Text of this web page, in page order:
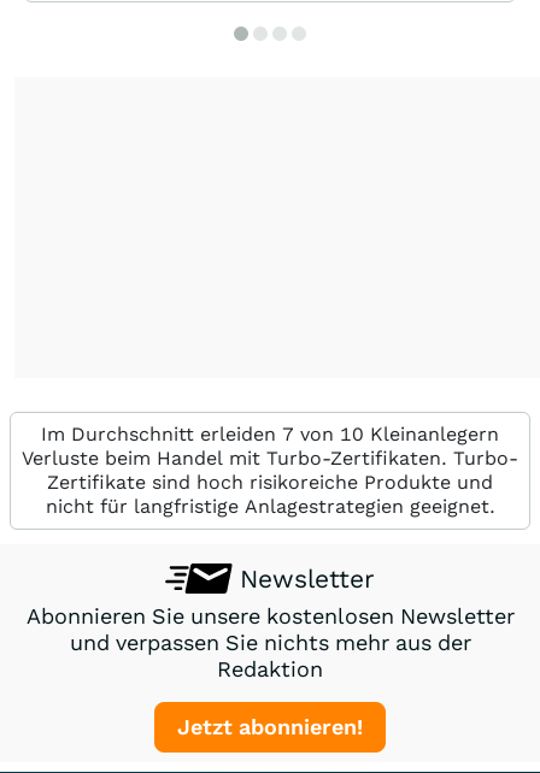
Im Durchschnitt erleiden 7 von 10 Kleinanlegern
Verluste beim Handel mit Turbo-Zertifikaten. Turbo-
Zertifikate sind hoch risikoreiche Produkte und
nicht für langfristige Anlagestrategien geeignet.
Newsletter
Abonnieren Sie unsere kostenlosen Newsletter
und verpassen Sie nichts mehr aus der
Redaktion
Jetzt abonnieren!